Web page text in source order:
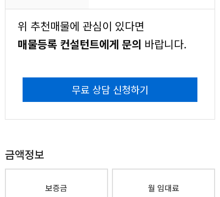
위 추천매물에 관심이 있다면
매물등록 컨설턴트에게 문의 바랍니다.
무료 상담 신청하기
금액정보
보증금 월 임대료